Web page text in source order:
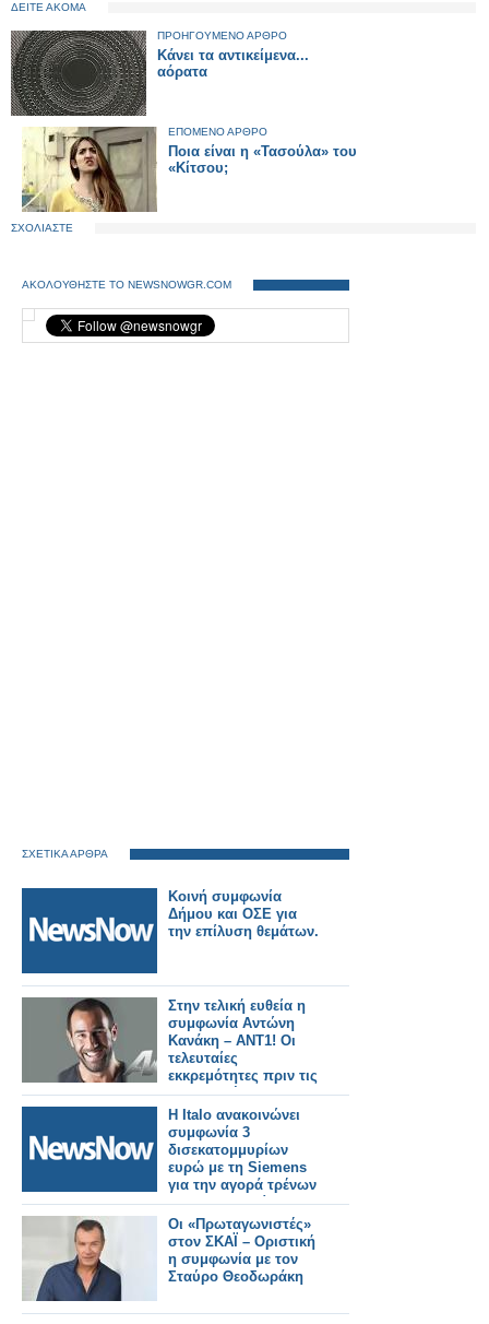
ΔΕΙΤΕ ΑΚΟΜΑ
ΠΡΟΗΓΟΥΜΕΝΟ ΑΡΘΡΟ
Κάνει τα αντικείμενα...
αόρατα
ΕΠΟΜΕΝΟ ΑΡΘΡΟ
Ποια είναι η «Τασούλα» του
«Κίτσου;
ΣΧΟΛΙΑΣΤΕ
ΑΚΟΛΟΥΘΗΣΤΕ ΤΟ NEWSNOWGR.COM
ΣΧΕΤΙΚΑ ΑΡΘΡΑ
Κοινή συμφωνία
Δήμου και ΟΣΕ για
την επίλυση θεμάτων.
Στην τελική ευθεία η
συμφωνία Αντώνη
Κανάκη – ΑΝΤ1! Οι
τελευταίες
εκκρεμότητες πριν τις
υπογραφές...
Η Italo ανακοινώνει
συμφωνία 3
δισεκατομμυρίων
ευρώ με τη Siemens
για την αγορά τρένων
για τη Γερμανία.
Οι «Πρωταγωνιστές»
στον ΣΚΑΪ – Οριστική
η συμφωνία με τον
Σταύρο Θεοδωράκη